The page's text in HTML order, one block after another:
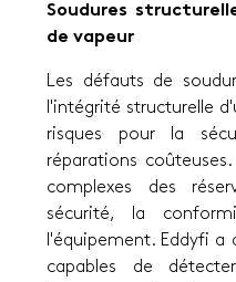
Soudures
de vapeur
Les défauts de
l'intégrité structurelle
risques pour la
réparations
complexes des
sécurité, la
l'équipement. Eddyfi a
capables de